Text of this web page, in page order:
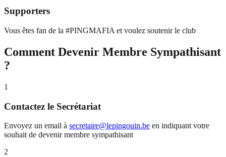
Supporters
Vous êtes fan de la #PINGMAFIA et voulez soutenir le club
Comment Devenir Membre Sympathisant
?
1
Contactez le Secrétariat
Envoyez un email à secretaire@lepingouin.be en indiquant votre
souhait de devenir membre sympathisant
2